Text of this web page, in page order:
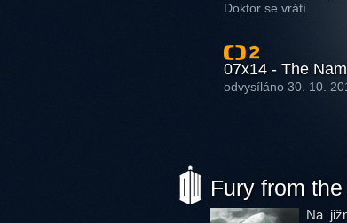
Doktor se vrátí...
07x14 - The
odvysíláno 30. 10.
Fury from
Na